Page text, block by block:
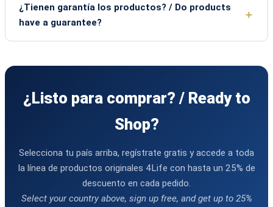
¿Tienen garantía los productos? / Do products
have a guarantee?
¿Listo para comprar? / Ready to
Shop?
Selecciona tu país arriba, regístrate gratis y accede a toda
la línea de productos originales 4Life con hasta un 25% de
descuento en cada pedido.
Select your country above, sign up free, and get up to 25%